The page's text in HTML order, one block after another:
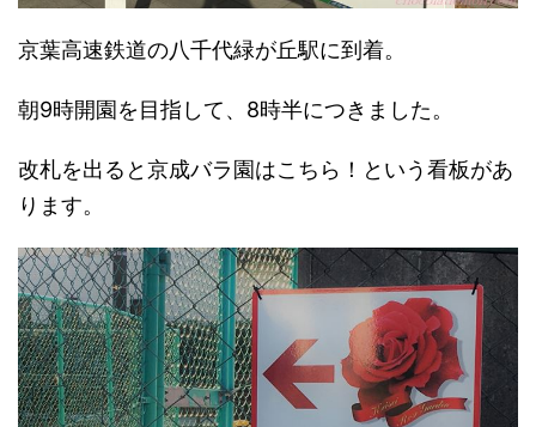
京葉高速鉄道の八千代緑が丘駅に到着。
朝9時開園を目指して、8時半につきました。
改札を出ると京成バラ園はこちら！という看板があ
ります。